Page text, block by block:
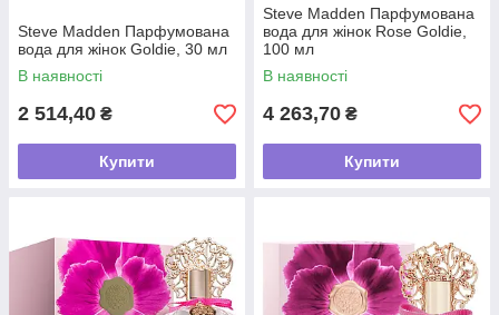
Steve Madden Парфумована
вода для жінок Goldie, 30 мл
В наявності
2 514,40 ₴
Купити
Steve Madden Парфумована
вода для жінок Rose Goldie,
100 мл
В наявності
4 263,70 ₴
Купити